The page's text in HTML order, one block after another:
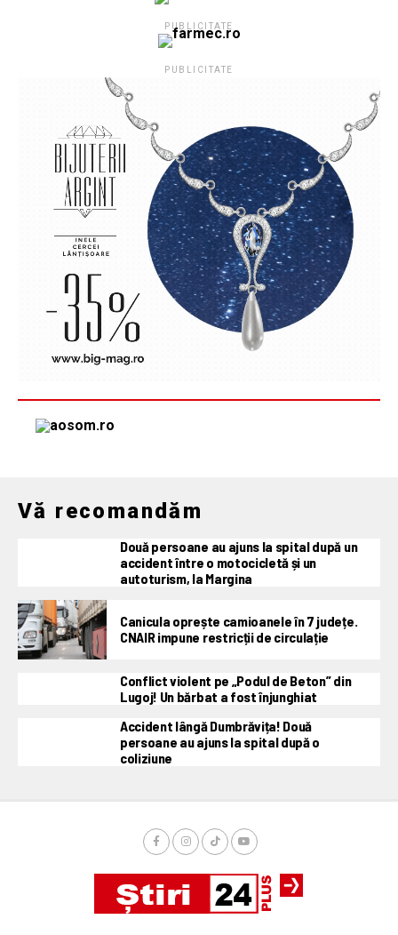
PUBLICITATE
PUBLICITATE
Vă recomandăm
Două persoane au ajuns la spital după un
accident între o motocicletă și un
autoturism, la Margina
Canicula oprește camioanele în 7 județe.
CNAIR impune restricții de circulație
Conflict violent pe „Podul de Beton” din
Lugoj! Un bărbat a fost înjunghiat
Accident lângă Dumbrăvița! Două
persoane au ajuns la spital după o
coliziune